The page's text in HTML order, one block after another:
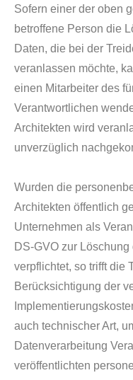
Sofern einer der oben
betroffene Person die
Daten, die bei der
veranlassen möchte,
einen Mitarbeiter des
Verantwortlichen
Architekten wird
unverzüglich
Wurden die
Architekten öffentlich
Unternehmen als
DS-GVO zur
verpflichtet, so trifft die
Berücksichtigung der
auch technischer Art,
Datenverarbeitung
veröffentlichten